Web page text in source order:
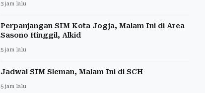
3 jam lalu
Perpanjangan SIM Kota Jogja, Malam Ini di Area
Sasono Hinggil, Alkid
5 jam lalu
Jadwal SIM Sleman, Malam Ini di SCH
5 jam lalu